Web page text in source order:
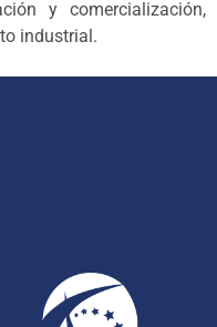
y comercialización,
industrial.